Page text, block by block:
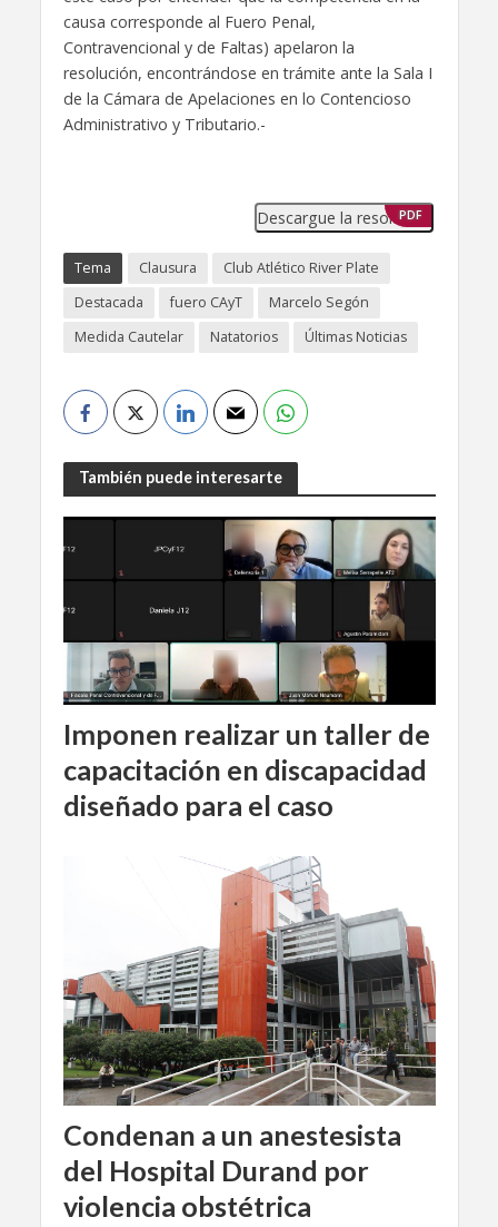
causa corresponde al Fuero Penal,
Contravencional y de Faltas) apelaron la
resolución, encontrándose en trámite ante la Sala I
de la Cámara de Apelaciones en lo Contencioso
Administrativo y Tributario.-
Descargue la resolución
PDF
Tema Clausura
Club Atlético River Plate
Destacada
fuero CAyT
Marcelo Segón
Medida Cautelar
Natatorios Últimas Noticias
También puede interesarte
Imponen realizar un taller de
capacitación en discapacidad
diseñado para el caso
Condenan a un anestesista
del Hospital Durand por
violencia obstétrica